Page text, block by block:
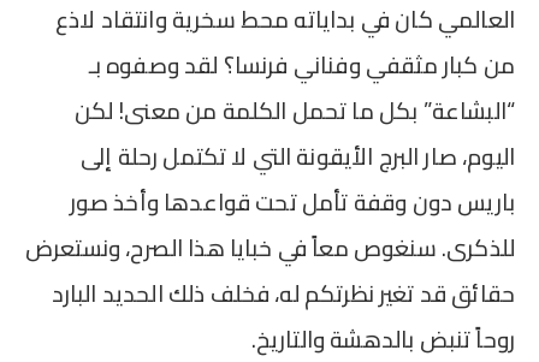
العالمي كان في بداياته محط سخرية وانتقاد لاذع
من كبار مثقفي وفناني فرنسا؟ لقد وصفوه بـ
“البشاعة” بكل ما تحمل الكلمة من معنى! لكن
اليوم، صار البرج الأيقونة التي لا تكتمل رحلة إلى
باريس دون وقفة تأمل تحت قواعدها وأخذ صور
للذكرى. سنغوص معاً في خبايا هذا الصرح، ونستعرض
حقائق قد تغير نظرتكم له، فخلف ذلك الحديد البارد
روحاً تنبض بالدهشة والتاريخ.